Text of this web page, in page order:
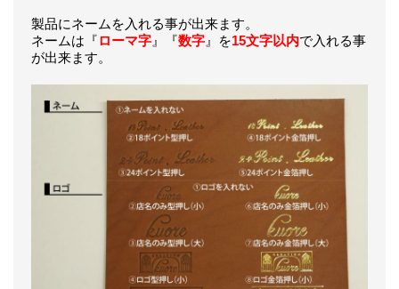
製品にネームを入れる事が出来ます。
ネームは『ローマ字 』『数字 』を15文字以内で入れる事
が出来ます。